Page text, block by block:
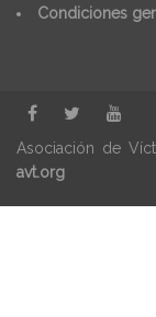
Condiciones
Asociación de
avt.org